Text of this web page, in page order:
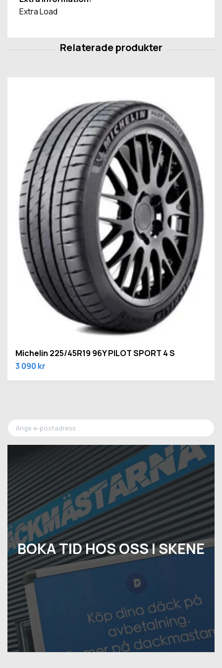
BOKA TID HOS OSS I SKENE
Extra Load
Michelin 225/45R19 96Y PILOT SPORT 4 S
3 090 kr